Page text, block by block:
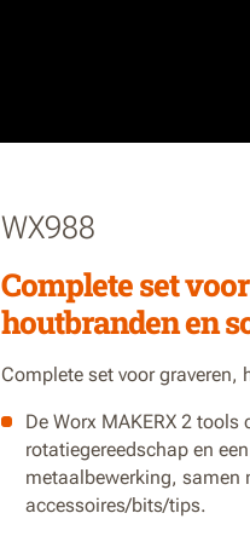
WX988
Complete set
houtbranden en
Complete set voor graveren,
De Worx MAKERX 2 tools
rotatiegereedschap en
metaalbewerking, samen
accessoires/bits/tips.